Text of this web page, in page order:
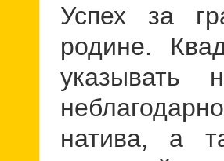
Успех за
родине.
указывать
натива, а